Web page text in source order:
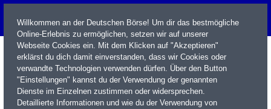
Willkommen an der Deutschen Börse! Um dir das bestmögliche
Online-Erlebnis zu ermöglichen, setzen wir auf unserer
Webseite Cookies ein. Mit dem Klicken auf "Akzeptieren"
erklärst du dich damit einverstanden, dass wir Cookies oder
verwandte Technologien verwenden dürfen. Über den Button
"Einstellungen" kannst du der Verwendung der genannten
Dienste im Einzelnen zustimmen oder widersprechen.
Detaillierte Informationen und wie du der Verwendung von